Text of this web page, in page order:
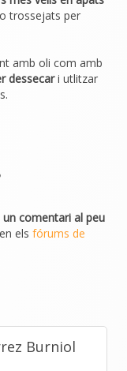
trossejats per
amb oli com amb
dessecari utlitzar
comentari al peu
els fórums de
Burniol